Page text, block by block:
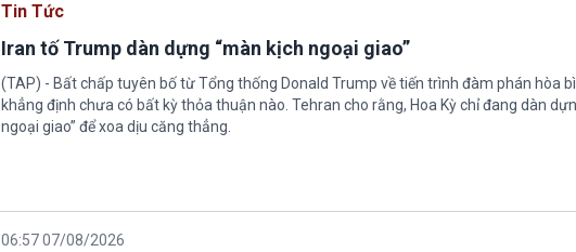
Tin Tức
Iran tố Trump dàn dựng “màn kịch ngoại giao”
(TAP) - Bất chấp tuyên bố từ Tổng thống Donald Trump về tiến trình đàm phán hòa
khẳng định chưa có bất kỳ thỏa thuận nào. Tehran cho rằng, Hoa Kỳ chỉ đang dàn
ngoại giao” để xoa dịu căng thẳng.
06:57 07/08/2026